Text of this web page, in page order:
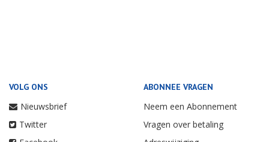
VOLG ONS
Nieuwsbrief
Twitter
ABONNEE VRAGEN
Neem een Abonnement
Vragen over betaling